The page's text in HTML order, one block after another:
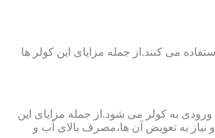
محیط استفاده می کنند.از جمله مزایای این کولر ها
به کولر می شود.از جمله مزایای این
به تعویض آن ها،مصرف بالای آب و